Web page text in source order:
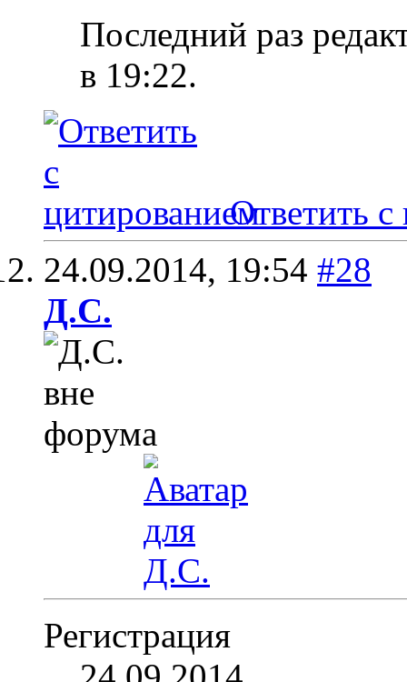
Последний раз
в 19:22.
Ответить с
24.09.2014, 19:54 #28
Д.С.
Регистрация